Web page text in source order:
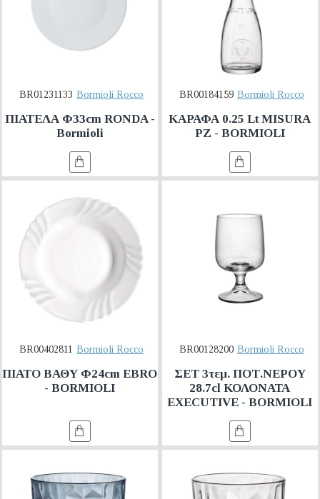
BR01231133 Bormioli Rocco
ΠΙΑΤΕΛΑ Φ33cm RONDA -
Bormioli
BR00184159 Bormioli Rocco
ΚΑΡΑΦΑ 0.25 Lt MISURA
PZ - BORMIOLI
BR00402811 Bormioli Rocco
ΠΙΑΤΟ ΒΑΘΥ Φ24cm EBRO
- BORMIOLI
BR00128200 Bormioli Rocco
ΣΕΤ 3τεμ. ΠΟΤ.ΝΕΡΟΥ
28.7cl ΚΟΛΟΝΑΤΑ
EXECUTIVE - BORMIOLI